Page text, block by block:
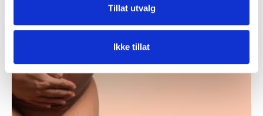
Tillat utvalg
Ikke tillat